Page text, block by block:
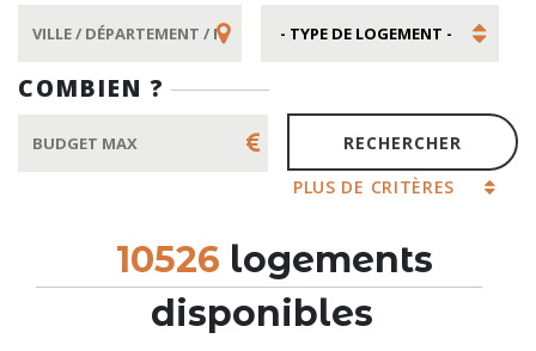
COMBIEN ?
PLUS DE CRITÈRES
10526 logements
disponibles